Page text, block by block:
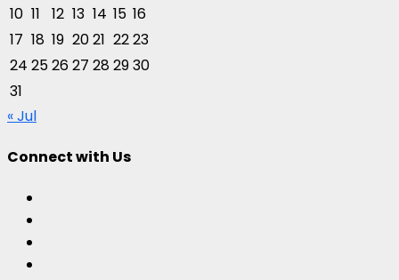
10 11 12 13 14 15 16
17 18 19 2021 2223
24 252627 282930
31
« Jul
Connect with Us